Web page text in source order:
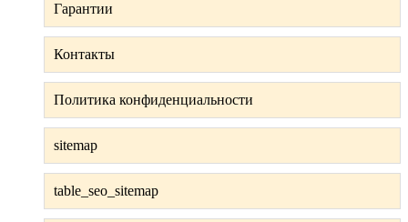
Гарантии
Контакты
Политика конфиденциальности
sitemap
table_seo_sitemap